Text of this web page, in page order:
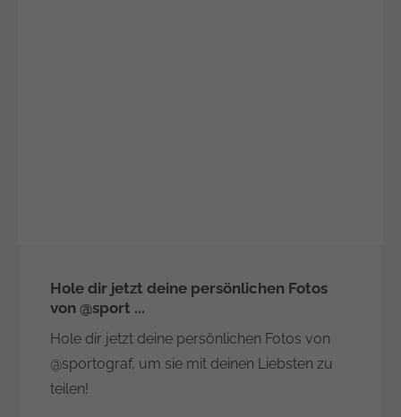
Hole dir jetzt deine persönlichen Fotos
von @sport ...
Hole dir jetzt deine persönlichen Fotos von
@sportograf, um sie mit deinen Liebsten zu
teilen!